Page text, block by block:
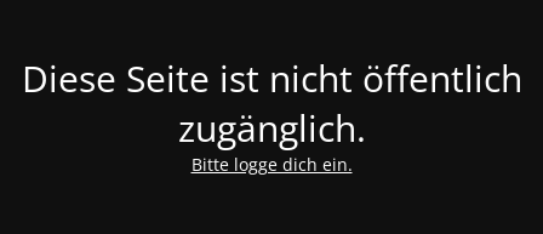
Diese Seite ist nicht öffentlich
zugänglich.
Bitte logge dich ein.